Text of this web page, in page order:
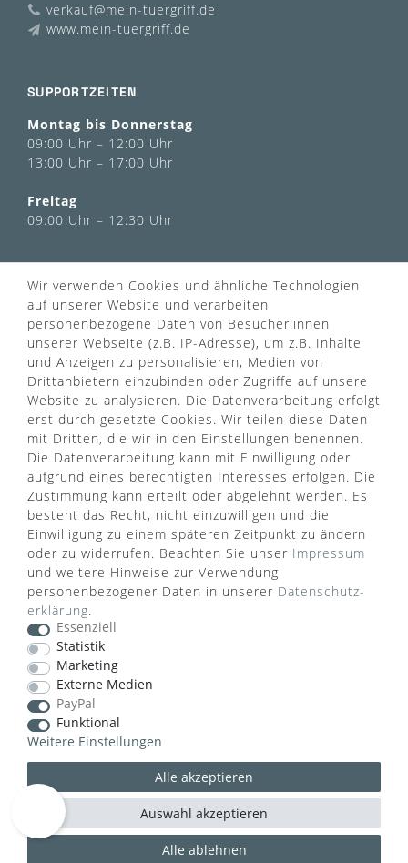
verkauf@mein-tuergriff.de
www.mein-tuergriff.de
SUPPORTZEITEN
Montag bis Donnerstag
09:00 Uhr – 12:00 Uhr
13:00 Uhr – 17:00 Uhr
Freitag
09:00 Uhr – 12:30 Uhr
Über uns
Kontaktformular
FAQ
Türgriff Lexikon
Widerrufsrecht
Sitemap
AGB
Zahlung & Versand
Datenschutz
Impressum
Rücksendung
Markenwelt
Widerruf erklären
ZAHLUNGSARTEN
VERSANDART
Wir verwenden Cookies und ähnliche Technologien
auf unserer Website und verarbeiten
personenbezogene Daten von Besucher:innen
unserer Webseite (z.B. IP-Adresse), um z.B. Inhalte
und Anzeigen zu personalisieren, Medien von
Drittanbietern einzubinden oder Zugriffe auf unsere
Website zu analysieren. Die Datenverarbeitung erfolgt
erst durch gesetzte Cookies. Wir teilen diese Daten
mit Dritten, die wir in den Einstellungen benennen.
Die Datenverarbeitung kann mit Einwilligung oder
aufgrund eines berechtigten Interesses erfolgen. Die
Zustimmung kann erteilt oder abgelehnt werden. Es
besteht das Recht, nicht einzuwilligen und die
Einwilligung zu einem späteren Zeitpunkt zu ändern
oder zu widerrufen. Beachten Sie unser Impressum
und weitere Hinweise zur Verwendung
personenbezogener Daten in unserer Daten­schutz­
erklärung.
Essenziell
Statistik
Marketing
Externe Medien
PayPal
Funktional
Weitere Einstellungen
Alle akzeptieren
Alle ablehnen
Auswahl akzeptieren